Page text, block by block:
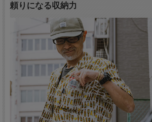
頼りになる収納力